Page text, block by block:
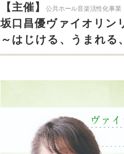
【主催】公共ホール音楽活性化事業
坂口昌優ヴァイオリン
～はじける、うまれる